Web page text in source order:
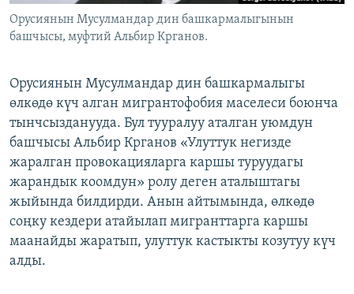
Орусиянын Мусулмандар дин башкармалыгынын
башчысы, муфтий Альбир Крганов.
Орусиянын Мусулмандар дин башкармалыгы
өлкөдө күч алган мигрантофобия маселеси боюнча
тынчсызданууда. Бул тууралуу аталган уюмдун
башчысы Альбир Крганов «Улуттук негизде
жаралган провокацияларга каршы туруудагы
жарандык коомдун» ролу деген аталыштагы
жыйында билдирди. Анын айтымында, өлкөдө
соңку кездери атайылап мигранттарга каршы
маанайды жаратып, улуттук кастыкты козутуу күч
алды.